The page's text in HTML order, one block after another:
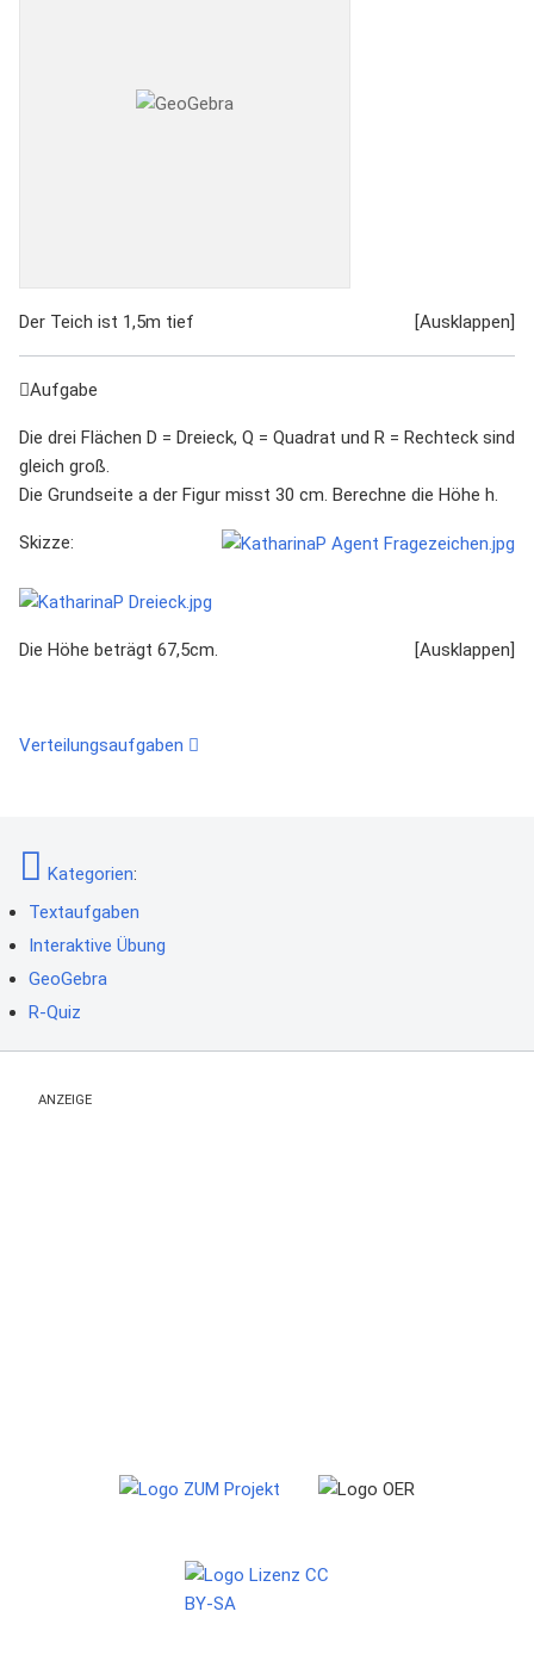
Der Teich ist 1,5m tief
Aufgabe
Die drei Flächen D = Dreieck, Q = Quadrat und R = Rechteck sind
gleich groß.
Die Grundseite a der Figur misst 30 cm. Berechne die Höhe h.
Skizze:
Die Höhe beträgt 67,5cm.
Verteilungsaufgaben
Kategorien:
Textaufgaben
Interaktive Übung
GeoGebra
R-Quiz
ANZEIGE